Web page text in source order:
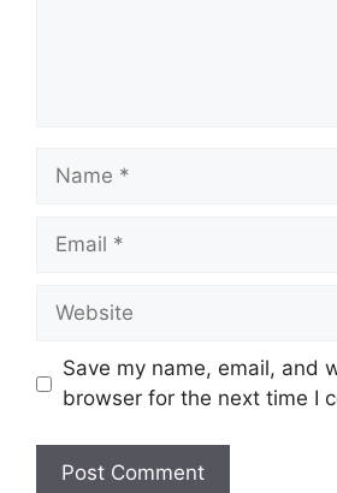
Name
Email
Website
Save my name, email, and
browser for the next time I